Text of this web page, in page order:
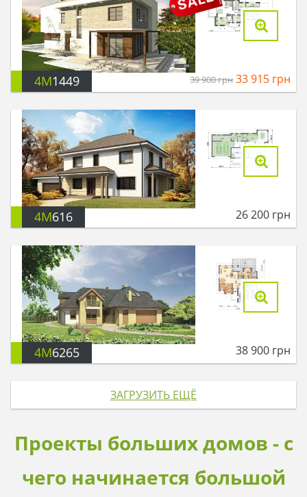
4M1449 39 900грн 33 915 грн
4M616 26 200 грн
4M6265 38 900 грн
ЗАГРУЗИТЬ ЕЩЁ
Проекты больших домов - с
чего начинается большой